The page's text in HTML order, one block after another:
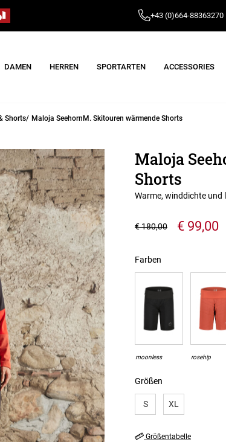
+43 (0)664-88363270
DAMEN HERREN SPORTARTEN ACCESSORIES
Shorts Maloja SeehornM. Skitouren wärmende Shorts
Maloja
Shorts
Warme, winddichte und
€ 99,00
€ 180,00
Größen
S XL
Farben
moonless rosehip
Größentabelle